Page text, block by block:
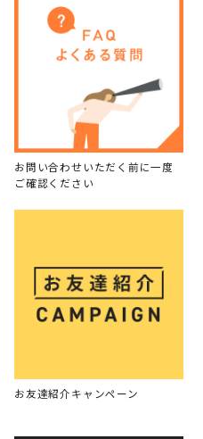
お問い合わせいただく前に一度
ご確認ください
お友達紹介キャンペーン